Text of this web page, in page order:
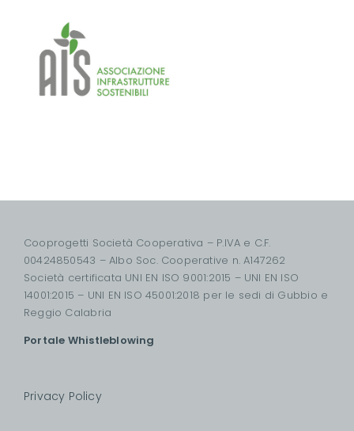
Cooprogetti Società Cooperativa – P.IVA e C.F.
00424850543 – Albo Soc. Cooperative n. A147262
Società certificata UNI EN ISO 9001:2015 – UNI EN ISO
14001:2015 – UNI EN ISO 45001:2018 per le sedi di Gubbio e
Reggio Calabria
Portale Whistleblowing
Privacy Policy